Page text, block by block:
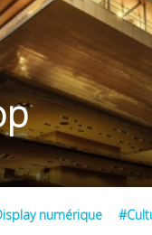
FILTRER PAR
OBJECTIFS /
numérique